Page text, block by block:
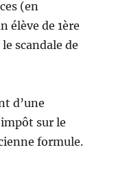
(en
élève de 1ère
scandale de
d’une
sur le
formule.